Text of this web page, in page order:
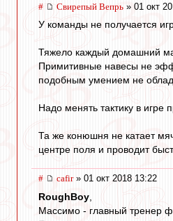
# Свирепый Вепрь » 01 окт
У команды не получается
Тяжело каждый домашний
Примитивные навесы не
подобным умением не
Надо менять тактику в игре
Та же конюшня не катает
центре поля и проводит
# cafir» 01 окт 2018 13:22
RoughBoy
Массимо - главный тренер